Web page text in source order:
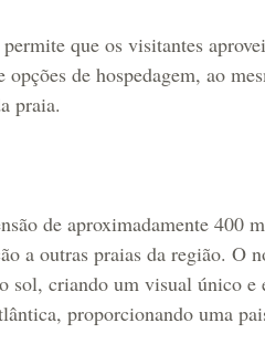
que os visitantes
de hospedagem, ao
praia.
de aproximadamente 400
a outras praias da região. O
sol, criando um visual único e
proporcionando uma